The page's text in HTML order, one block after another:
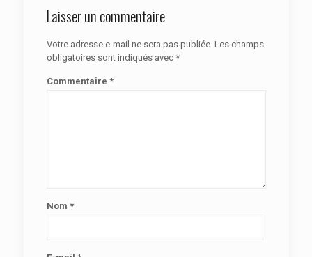
Laisser un commentaire
Votre adresse e-mail ne sera pas publiée. Les champs
obligatoires sont indiqués avec *
Commentaire *
Nom *